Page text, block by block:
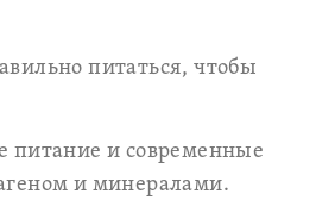
питаться, чтобы
питание и современные
и минералами.